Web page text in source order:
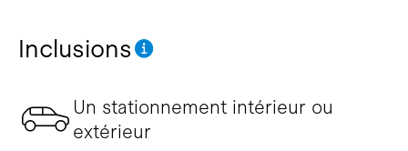
Inclusions
Un stationnement intérieur ou
extérieur